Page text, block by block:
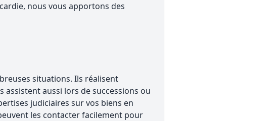
nous vous apportons des
situations. Ils réalisent
assistent aussi lors de successions ou
judiciaires sur vos biens en
les contacter facilement pour